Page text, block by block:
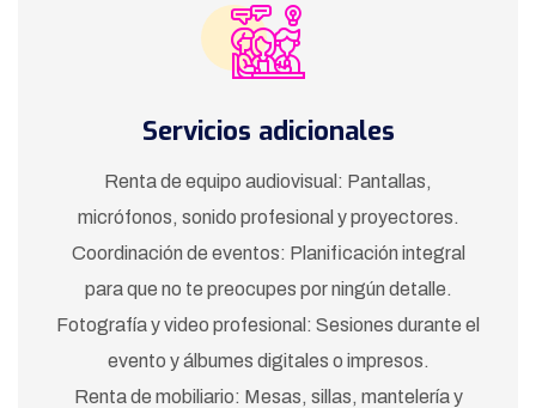
Servicios adicionales
Renta de equipo audiovisual: Pantallas,
micrófonos, sonido profesional y proyectores.
Coordinación de eventos: Planificación integral
para que no te preocupes por ningún detalle.
Fotografía y video profesional: Sesiones durante el
evento y álbumes digitales o impresos.
Renta de mobiliario: Mesas, sillas, mantelería y